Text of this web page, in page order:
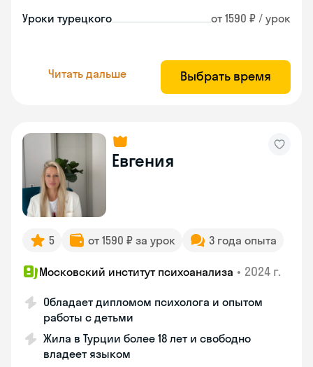
Уроки турецкого от 1590 ₽ / урок
Читать дальше Выбрать время
Евгения
5 от 1590 ₽ за урок 3 года опыта
Московский институт психоанализа • 2024 г.
Обладает дипломом психолога и опытом
работы с детьми
Жила в Турции более 18 лет и свободно
владеет языком